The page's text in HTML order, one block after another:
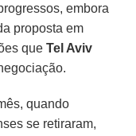
embora
proposta em
queTel Aviv
quando
se retiraram,